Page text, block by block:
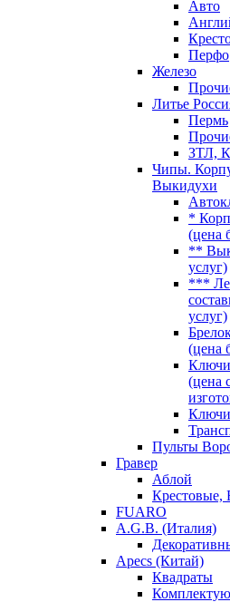
Авто
Перфо
Железо
Литье
Пермь
ЗТЛ,
Чипы.
Выкидухи
*
(цена
**
услуг)
***
услуг)
(цена
Ключи
(цена
Ключи
Пульты
Гравер
Аблой
Крестовые,
FUARO
A.G.B. (Италия)
Apecs (Китай)
Квадраты